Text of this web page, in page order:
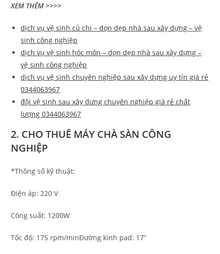
XEM THÊM >>>>
dịch vụ vệ sinh củ chi – dọn dẹp nhà sau xây dựng – vệ
sinh công nghiệp
dịch vụ vệ sinh hóc môn – dọn dẹp nhà sau xây dựng –
vệ sinh công nghiệp
dịch vụ vệ sinh chuyên nghiệp sau xây dựng uy tín giá rẻ
0344063967
đội vệ sinh sau xây dưng chuyên nghiệp giá rẻ chất
lượng 0344063967
2. CHO THUÊ MÁY CHÀ SÀN CÔNG
NGHIỆP
*Thông số kỹ thuật:
Điện áp: 220 V
Công suất: 1200W
Tốc độ: 175 rpm/minĐường kính pad: 17”